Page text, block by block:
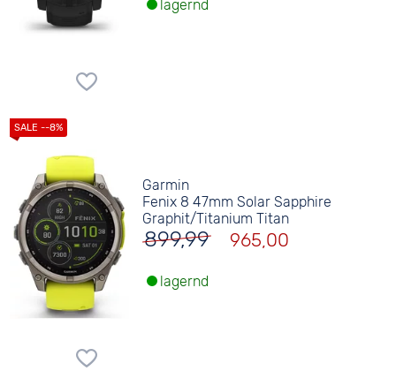
lagernd
Garmin
Fenix 8 47mm Solar Sapphire
Graphit/Titanium Titan
899,99 965,00
lagernd